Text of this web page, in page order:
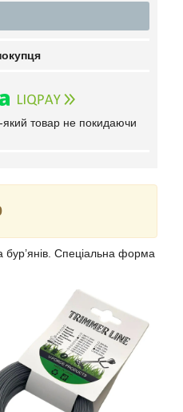
який товар не покидаючи
Спеціальна форма